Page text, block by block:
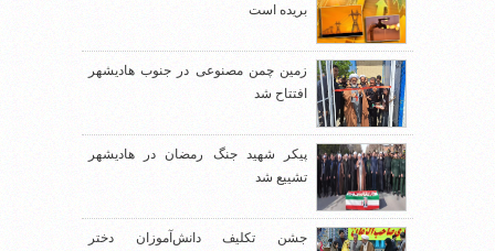
بریده است
زمین چمن مصنوعی در جنوب هادیشهر
افتتاح شد
پیکر شهید جنگ رمضان در هادیشهر
تشییع شد
جشن تکلیف دانش‌آموزان دختر